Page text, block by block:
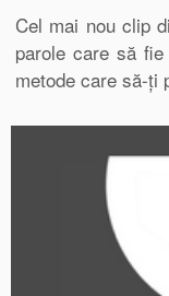
Cel mai nou clip
parole care să
metode care să-ți